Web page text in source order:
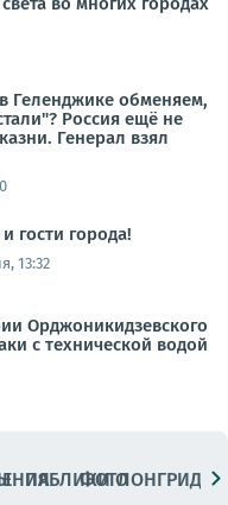
Геленджике обменяем,
Россия ещё не
Генерал взял
гости города!
13:32
Орджоникидзевского
с технической водой
ПАБЛИКИ
ФОТОЛОНГРИДЫ